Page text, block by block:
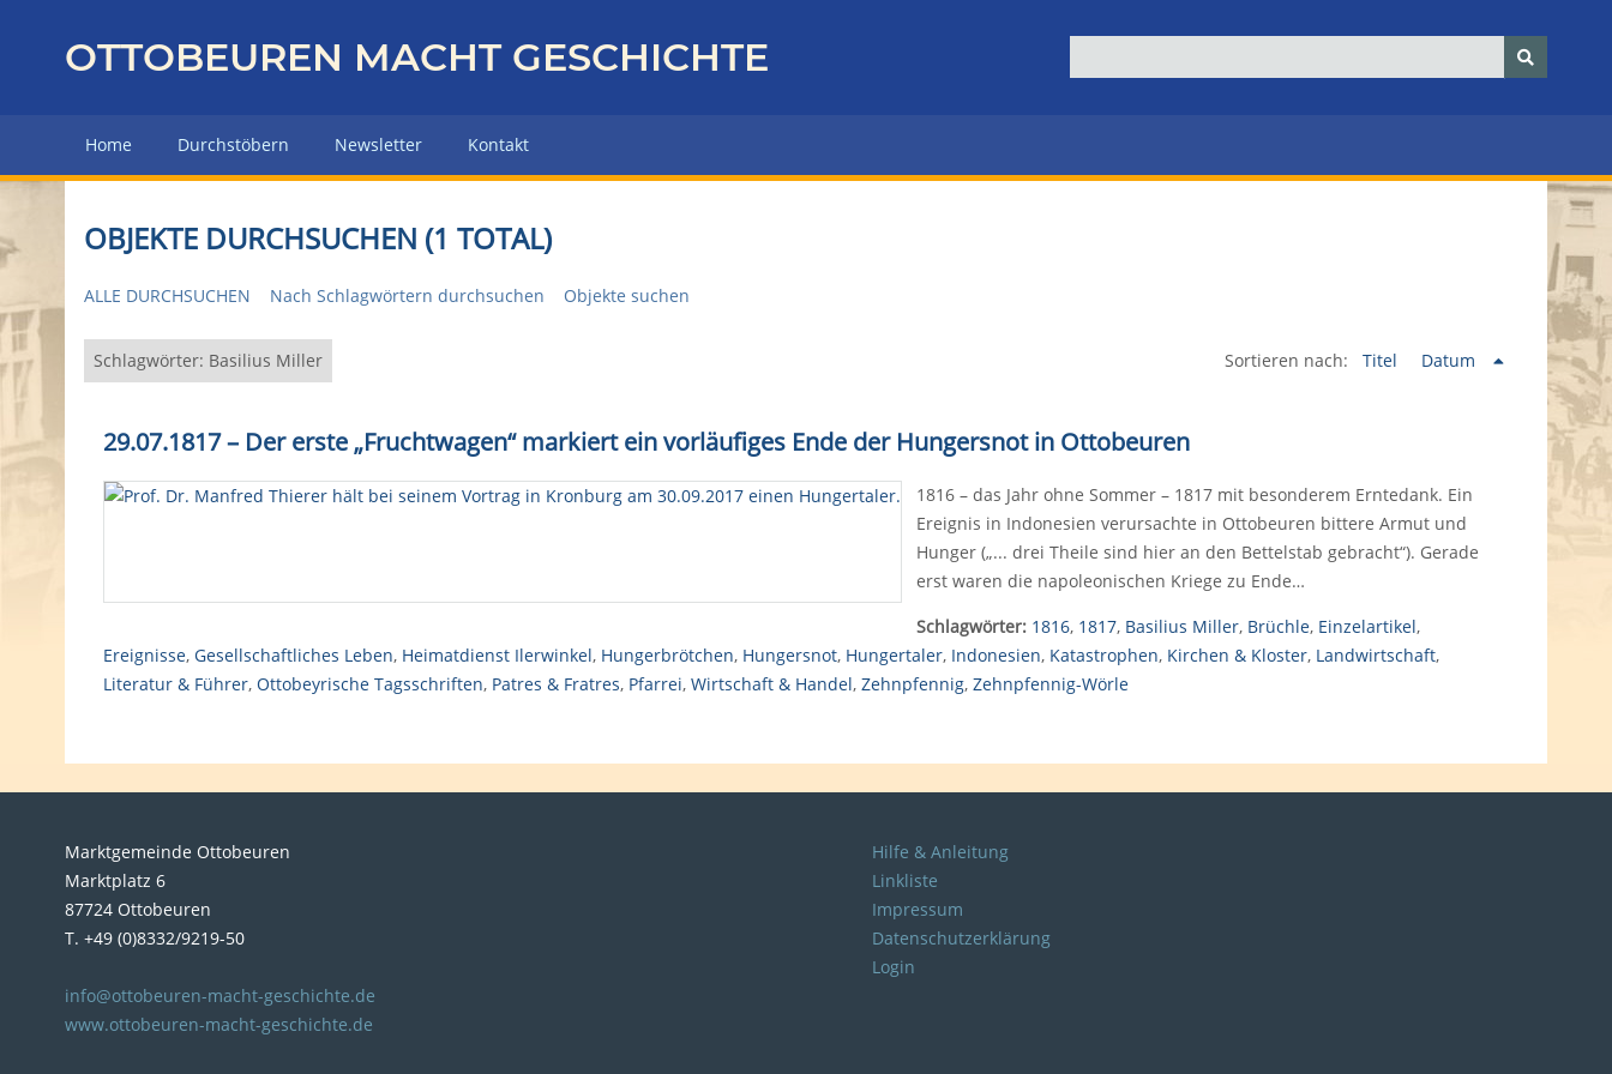
z
r
H
u
p
e
OTTOBEUREN MACHT GESCHICHTE
Home Durchstöbern Newsletter Kontakt
OBJEKTE DURCHSUCHEN (1 TOTAL)
ALLE DURCHSUCHEN Nach Schlagwörtern durchsuchen Objekte suchen
Schlagwörter: Basilius Miller Sortieren nach: Titel Datum
29.07.1817 – Der erste „Fruchtwagen“ markiert ein vorläufiges Ende der Hungersnot in Ottobeuren
1816 – das Jahr ohne Sommer – 1817 mit besonderem Erntedank. Ein
Ereignis in Indonesien verursachte in Ottobeuren bittere Armut und
Hunger („... drei Theile sind hier an den Bettelstab gebracht“). Gerade
erst waren die napoleonischen Kriege zu Ende…
Schlagwörter: 1816, 1817, Basilius Miller, Brüchle, Einzelartikel,
Ereignisse, Gesellschaftliches Leben, Heimatdienst Ilerwinkel, Hungerbrötchen, Hungersnot, Hungertaler, Indonesien, Katastrophen, Kirchen & Kloster, Landwirtschaft,
Literatur & Führer, Ottobeyrische Tagsschriften, Patres & Fratres, Pfarrei, Wirtschaft & Handel, Zehnpfennig, Zehnpfennig-Wörle
Marktgemeinde Ottobeuren
Marktplatz 6
87724 Ottobeuren
T. +49 (0)8332/9219-50
info@ottobeuren-macht-geschichte.de
www.ottobeuren-macht-geschichte.de
Hilfe & Anleitung
Linkliste
Impressum
Datenschutzerklärung
Login